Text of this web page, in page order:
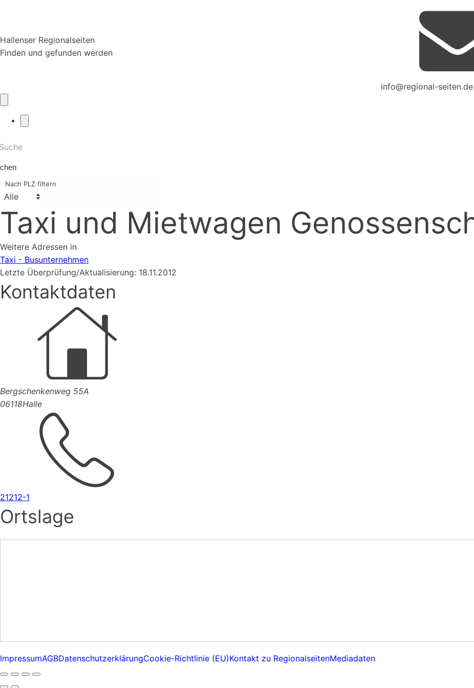
Hallenser Regionalseiten
Finden und gefunden werden
info@regional-seiten.de
Nach PLZ filtern
Taxi und Mietwagen
Weitere Adressen in
Taxi - Busunternehmen
Letzte Überprüfung/Aktualisierung: 18.11.2012
Kontaktdaten
Bergschenkenweg 55A
06118Halle
21212-1
Ortslage
ImpressumAGBDatenschutzerklärungCookie-Richtlinie (EU)Kontakt zu RegionalseitenMediadaten